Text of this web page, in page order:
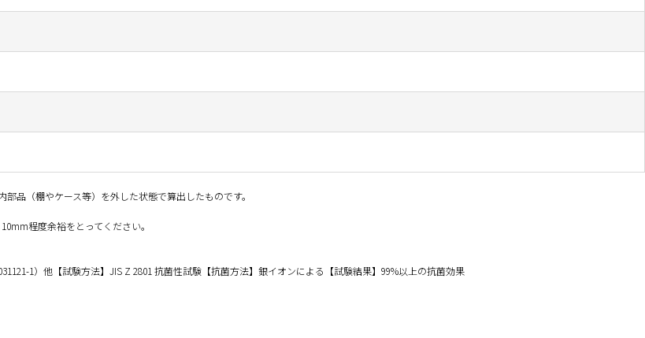
品（棚やケース等）を外した状態で算出したものです。
程度余裕をとってください。
1）他【試験方法】JIS Z 2801 抗菌性試験【抗菌方法】銀イオンによる【試験結果】99%以上の抗菌効果